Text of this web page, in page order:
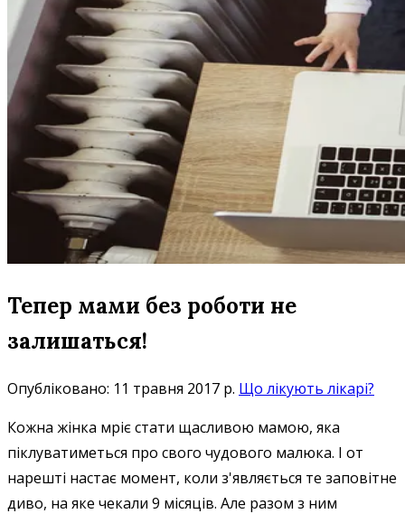
Тепер мами без роботи не
залишаться!
Опубліковано: 11 травня 2017 р. Що лікують лікарі?
Кожна жінка мріє стати щасливою мамою, яка
піклуватиметься про свого чудового малюка. І от
нарешті настає момент, коли з'являється те заповітне
диво, на яке чекали 9 місяців. Але разом з ним